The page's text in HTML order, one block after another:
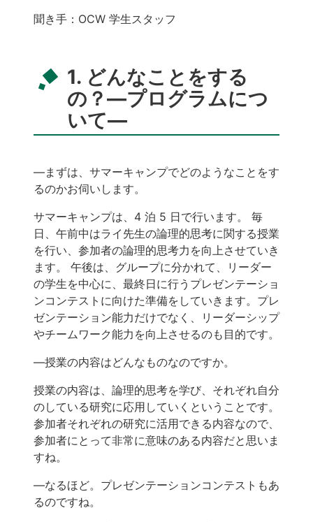
聞き手：OCW 学生スタッフ
1. どんなことをする
の？—プログラムにつ
いて—
―まずは、サマーキャンプでどのようなことをす
るのかお伺いします。
サマーキャンプは、4 泊 5 日で行います。 毎
日、午前中はライ先生の論理的思考に関する授業
を行い、参加者の論理的思考力を向上させていき
ます。 午後は、グループに分かれて、リーダー
の学生を中心に、最終日に行うプレゼンテーショ
ンコンテストに向けた準備をしていきます。プレ
ゼンテーション能力だけでなく、リーダーシップ
やチームワーク能力を向上させるのも目的です。
―授業の内容はどんなものなのですか。
授業の内容は、論理的思考を学び、それぞれ自分
のしている研究に応用していくということです。
参加者それぞれの研究に活用できる内容なので、
参加者にとって非常に意味のある内容だと思いま
すね。
―なるほど。プレゼンテーションコンテストもあ
るのですね。